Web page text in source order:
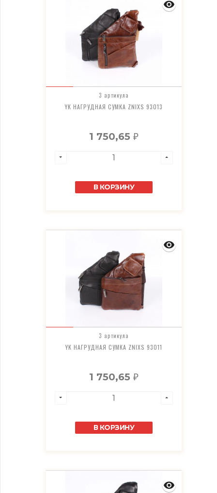
3 артикула
YK НАГРУДНАЯ СУМКА ZNIXS 93013
1 750,65 ₽
В КОРЗИНУ
3 артикула
YK НАГРУДНАЯ СУМКА ZNIXS 93011
1 750,65 ₽
В КОРЗИНУ